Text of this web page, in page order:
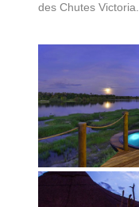
des Chutes Victoria.